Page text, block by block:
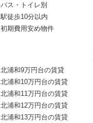
バス・トイレ別
駅徒歩10分以内
初期費用安め物件
北浦和9万円台の賃貸
北浦和10万円台の賃貸
北浦和11万円台の賃貸
北浦和12万円台の賃貸
北浦和13万円台の賃貸